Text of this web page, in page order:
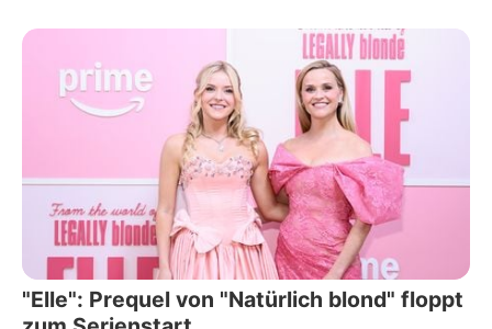
"Elle": Prequel von "Natürlich blond" floppt